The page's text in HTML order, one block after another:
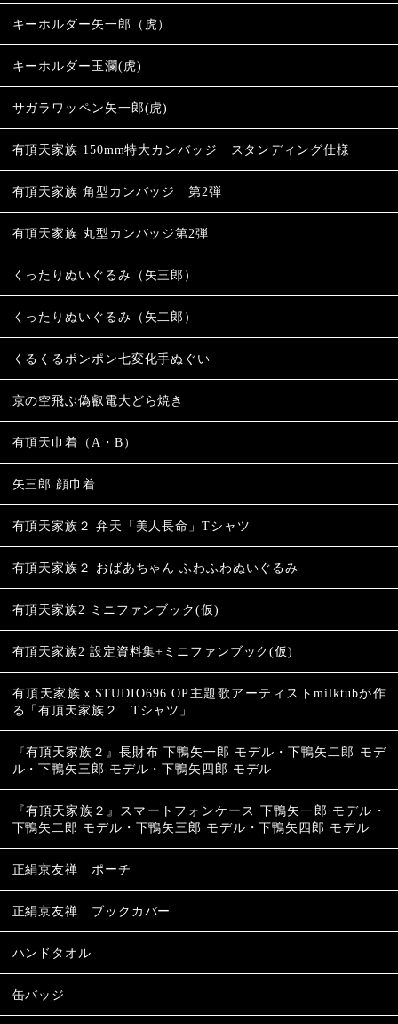
キーホルダー矢一郎（虎）
キーホルダー玉瀾(虎)
サガラワッペン矢一郎(虎)
有頂天家族 150mm特大カンバッジ スタンディング仕様
有頂天家族 角型カンバッジ 第2弾
有頂天家族 丸型カンバッジ第2弾
くったりぬいぐるみ（矢三郎）
くったりぬいぐるみ（矢二郎）
くるくるポンポン七変化手ぬぐい
京の空飛ぶ偽叡電大どら焼き
有頂天巾着（A・B）
矢三郎 顔巾着
有頂天家族２ 弁天「美人長命」Tシャツ
有頂天家族２ おばあちゃん ふわふわぬいぐるみ
有頂天家族2 ミニファンブック(仮)
有頂天家族2 設定資料集+ミニファンブック(仮)
有頂天家族ｘSTUDIO696 OP主題歌アーティストmilktubが作
る「有頂天家族２ Tシャツ」
『有頂天家族２』長財布 下鴨矢一郎 モデル・下鴨矢二郎 モデ
ル・下鴨矢三郎 モデル・下鴨矢四郎 モデル
『有頂天家族２』スマートフォンケース 下鴨矢一郎 モデル・
下鴨矢二郎 モデル・下鴨矢三郎 モデル・下鴨矢四郎 モデル
正絹京友禅 ポーチ
正絹京友禅 ブックカバー
ハンドタオル
缶バッジ